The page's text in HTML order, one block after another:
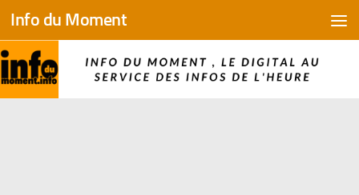
Skip to content
Info du Moment